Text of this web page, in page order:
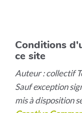
Conditions
ce site
Auteur : collectif
Sauf exception
mis à disposition